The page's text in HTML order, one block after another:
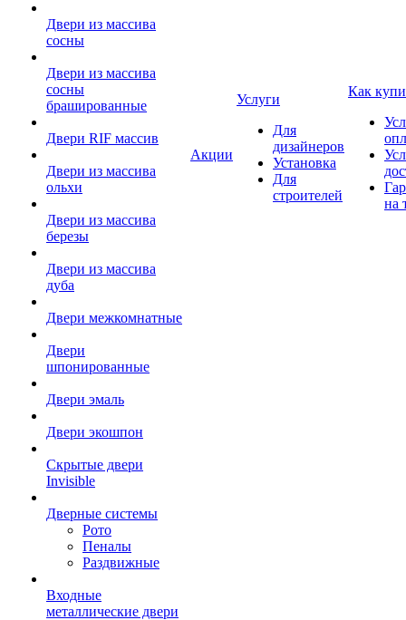
Двери из массива
сосны
Двери из массива
сосны
брашированные
Двери RIF массив
Двери из массива
ольхи
Двери из массива
березы
Двери из массива
дуба
Двери межкомнатные
Двери
шпонированные
Двери эмаль
Двери экошпон
Скрытые двери
Invisible
Дверные системы
Рото
Пеналы
Раздвижные
Входные
металлические двери
Акции
Услуги
Для
дизайнеров
Установка
Для
строителей
Как
на